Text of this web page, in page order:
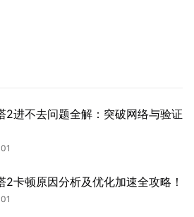
2进不去问题全解：突破网络与验证
2卡顿原因分析及优化加速全攻略！